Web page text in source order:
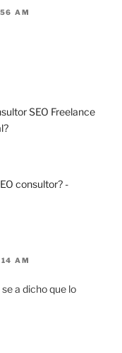
AM
SEO Freelance
consultor? -
AM
a dicho que lo